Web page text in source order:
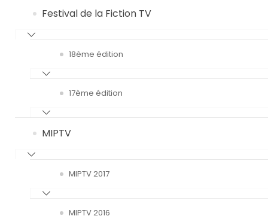
Festival de la Fiction TV
18ème édition
17ème édition
MIPTV
MIPTV 2017
MIPTV 2016